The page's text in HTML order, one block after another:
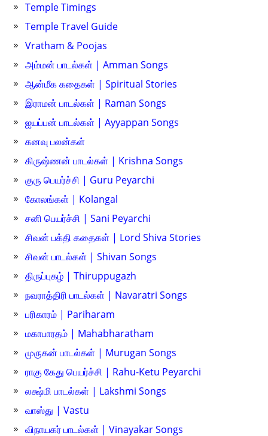
Temple Timings
Temple Travel Guide
Vratham & Poojas
அம்மன் பாடல்கள் | Amman Songs
ஆன்மீக கதைகள் | Spiritual Stories
இராமன் பாடல்கள் | Raman Songs
ஐயப்பன் பாடல்கள் | Ayyappan Songs
கனவு பலன்கள்
கிருஷ்ணன் பாடல்கள் | Krishna Songs
குரு பெயர்ச்சி | Guru Peyarchi
கோலங்கள் | Kolangal
சனி பெயர்ச்சி | Sani Peyarchi
சிவன் பக்தி கதைகள் | Lord Shiva Stories
சிவன் பாடல்கள் | Shivan Songs
திருப்புகழ் | Thiruppugazh
நவராத்திரி பாடல்கள் | Navaratri Songs
பரிகாரம் | Pariharam
மகாபாரதம் | Mahabharatham
முருகன் பாடல்கள் | Murugan Songs
ராகு கேது பெயர்ச்சி | Rahu-Ketu Peyarchi
லக்ஷ்மி பாடல்கள் | Lakshmi Songs
வாஸ்து | Vastu
விநாயகர் பாடல்கள் | Vinayakar Songs